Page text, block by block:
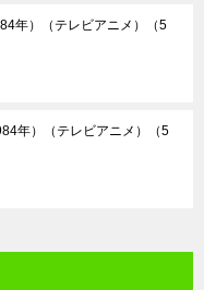
年）（テレビアニメ）
（5
年）（テレビアニメ）
（5